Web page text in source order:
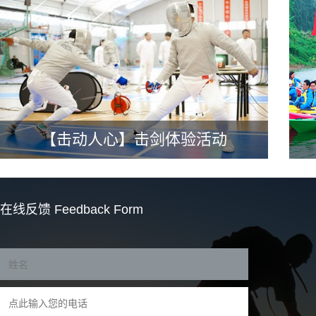
【击动人心】击剑体验活动
在线反馈 Feedback Form